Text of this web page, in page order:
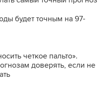
будет точным на 97-
четкое пальто».
доверять, если не